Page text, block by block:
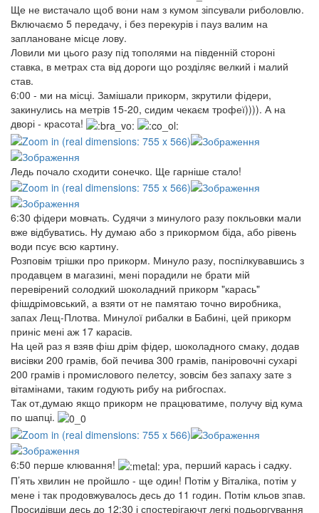
Ще не вистачало щоб вони нам з кумом зіпсували риболовлю.
Включаємо 5 передачу, і без перекурів і пауз валим на
заплановане місце лову.
Ловили ми цього разу під тополями на південній стороні
ставка, в метрах ста від дороги що розділяє велкий і малий
став.
6:00 - ми на місці. Замішали прикорм, зкрутили фідери,
закинулись на метрів 15-20, сидим чекаєм трофеї)))). А на
дворі - красота!
Ледь почало сходити сонечко. Ще гарніше стало!
6:30 фідери мовчать. Судячи з минулого разу покльовки мали
вже відбуватись. Ну думаю або з прикормом біда, або рівень
води псує всю картину.
Розповім трішки про прикорм. Минуло разу, поспілкувавшись з
продавцем в магазині, мені порадили не брати мій
перевірений солодкий шоколадний прикорм "карась"
фішдрімовський, а взяти от не памятаю точно виробника,
запах Лещ-Плотва. Минулої рибалки в Бабині, цей прикорм
приніс мені аж 17 карасів.
На цей раз я взяв фіш дрім фідер, шоколадного смаку, додав
висівки 200 грамів, бой печива 300 грамів, паніровочні сухарі
200 грамів і промислового пелетсу, зовсім без запаху зате з
вітамінами, таким годують рибу на рибгоспах.
Так от,думаю якщо прикорм не працюватиме, получу від кума
по шапці.
6:50 перше клювання!
ура, перший карась і садку.
П’ять хвилин не пройшло - ще один! Потім у Віталіка, потім у
мене і так продовжувалось десь до 11 годин. Потім кльов зпав.
Просидівши десь до 12:30 і спостерігаючт легкі подьоргування